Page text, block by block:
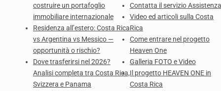
costruire un portafoglio
immobiliare internazionale
Residenza all’estero: Costa Rica
vs Argentina vs Messico —
opportunità o rischio?
Dove trasferirsi nel 2026?
Analisi completa tra Costa Rica,
Svizzera e Panama
Contatta il servizio Assistenza
Video ed articoli sulla Costa
Rica
Come entrare nel progetto
Heaven One
Galleria FOTO e Video
Il progetto HEAVEN ONE in
Costa Rica